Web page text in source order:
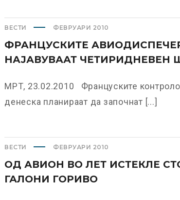
ВЕСТИ ФЕВРУАРИ 2010
ФРАНЦУСКИТЕ
НАЈАВУВААТ ЧЕТИРИДНЕВЕН
МРТ, 23.02.2010 Француските
денеска планираат да започнат [...]
ВЕСТИ ФЕВРУАРИ 2010
ОД АВИОН ВО ЛЕТ ИСТЕКЛЕ
ГАЛОНИ ГОРИВО